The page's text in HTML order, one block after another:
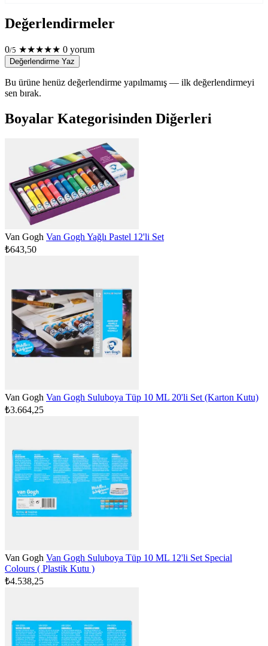
Değerlendirmeler
0/5 ★★★★★ 0 yorum
Değerlendirme Yaz
Bu ürüne henüz değerlendirme yapılmamış — ilk değerlendirmeyi
sen bırak.
Boyalar Kategorisinden Diğerleri
Van Gogh Van Gogh Yağlı Pastel 12'li Set
₺643,50
Van Gogh Van Gogh Suluboya Tüp 10 ML 20'li Set (Karton Kutu)
₺3.664,25
Van Gogh Van Gogh Suluboya Tüp 10 ML 12'li Set Special
Colours ( Plastik Kutu )
₺4.538,25